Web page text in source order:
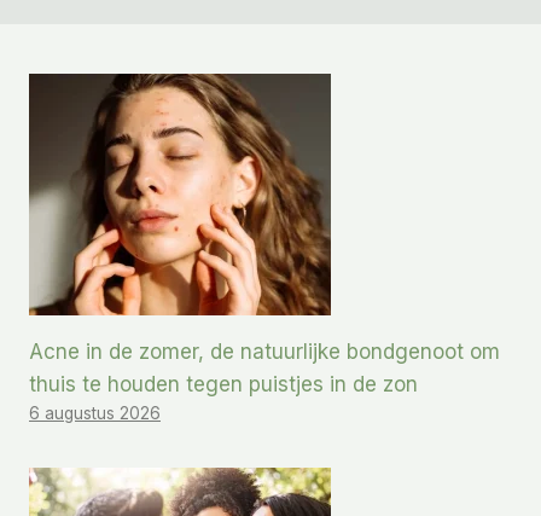
Acne in de zomer, de natuurlijke bondgenoot om
thuis te houden tegen puistjes in de zon
6 augustus 2026